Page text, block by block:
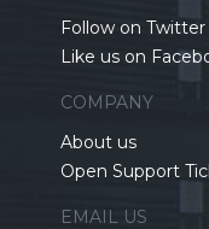
Follow on Twitter
Like us on
COMPANY
About us
Open Support
EMAIL US